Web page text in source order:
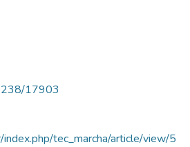
17903
tec_marcha/article/view/5